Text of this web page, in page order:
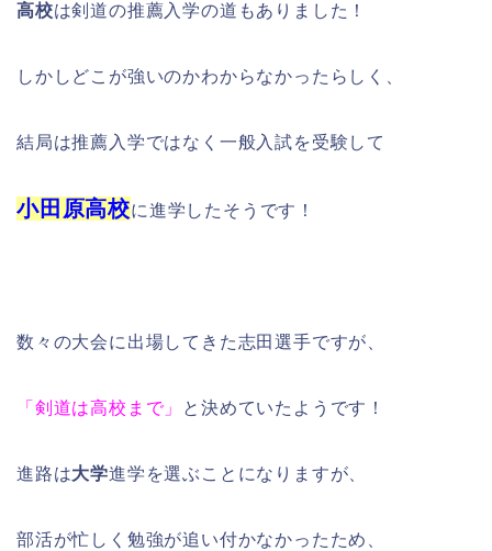
高校は剣道の推薦入学の道もありました！
しかしどこが強いのかわからなかったらしく、
結局は推薦入学ではなく一般入試を受験して
小田原高校に進学したそうです！
数々の大会に出場してきた志田選手ですが、
「剣道は高校まで」 と決めていたようです！
進路は大学進学を選ぶことになりますが、
部活が忙しく勉強が追い付かなかったため、